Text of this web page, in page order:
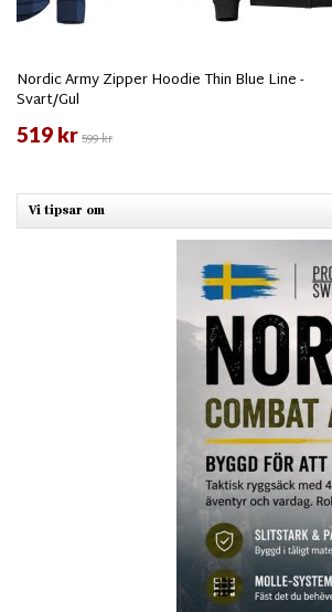
Nordic Army Zipper Hoodie Thin Blue Line -
Svart/Gul
519 kr599 kr
Vi tipsar om